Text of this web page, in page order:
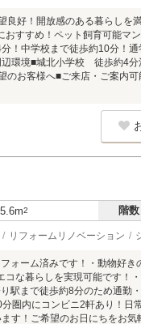
良好！開放感のある暮らしを
おすすめ！ペット飼育可能マ
！中学校まで徒歩約10分！
辺環境■城北小学校 徒歩約4
お客様へ■ご来店・ご案内
2 階数
リフォームリノベーション
ォーム済みです！・動物好き
コな暮らしを実現可能です！
駅まで徒歩約8分のため通勤
圏内にコンビニ2軒あり！
す！ご希望のお日にちをお気